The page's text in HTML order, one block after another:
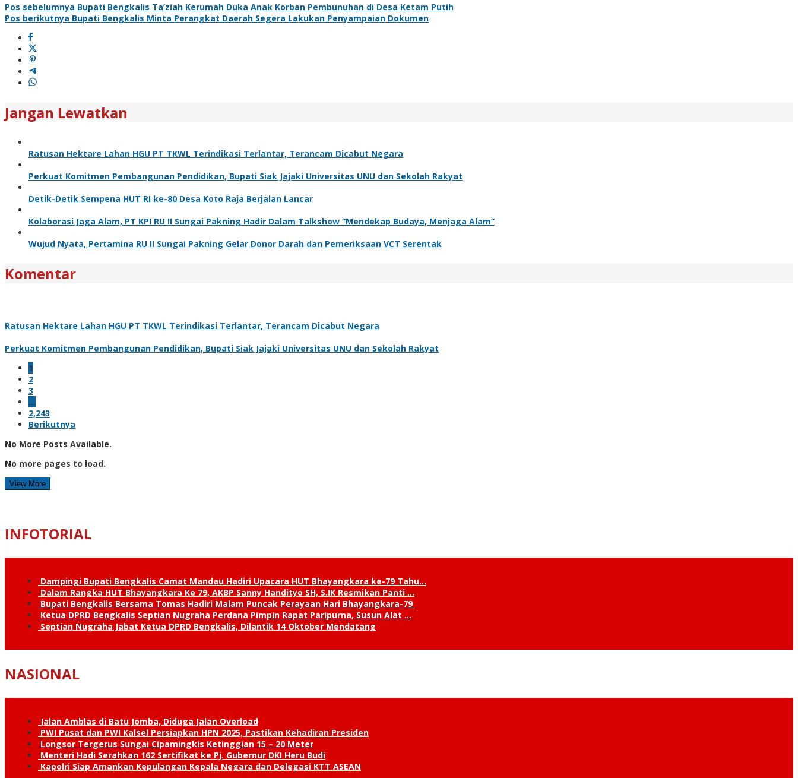
Pos sebelumnya Bupati Bengkalis Ta’ziah Kerumah Duka Anak Korban Pembunuhan di Desa Ketam Putih
Pos berikutnya Bupati Bengkalis Minta Perangkat Daerah Segera Lakukan Penyampaian Dokumen
Jangan Lewatkan
Ratusan Hektare Lahan HGU PT TKWL Terindikasi Terlantar, Terancam Dicabut Negara
Perkuat Komitmen Pembangunan Pendidikan, Bupati Siak Jajaki Universitas UNU dan Sekolah Rakyat
Detik-Detik Sempena HUT RI ke-80 Desa Koto Raja Berjalan Lancar
Kolaborasi Jaga Alam, PT KPI RU II Sungai Pakning Hadir Dalam Talkshow “Mendekap Budaya, Menjaga Alam”
Wujud Nyata, Pertamina RU II Sungai Pakning Gelar Donor Darah dan Pemeriksaan VCT Serentak
Komentar
Ratusan Hektare Lahan HGU PT TKWL Terindikasi Terlantar, Terancam Dicabut Negara
Perkuat Komitmen Pembangunan Pendidikan, Bupati Siak Jajaki Universitas UNU dan Sekolah Rakyat
1
2
3
…
2,243
Berikutnya
No More Posts Available.
No more pages to load.
View More
INFOTORIAL
Dampingi Bupati Bengkalis Camat Mandau Hadiri Upacara HUT Bhayangkara ke-79 Tahu…
Dalam Rangka HUT Bhayangkara Ke 79, AKBP Sanny Handityo SH, S.IK Resmikan Panti …
Bupati Bengkalis Bersama Tomas Hadiri Malam Puncak Perayaan Hari Bhayangkara-79
Ketua DPRD Bengkalis Septian Nugraha Perdana Pimpin Rapat Paripurna, Susun Alat …
Septian Nugraha Jabat Ketua DPRD Bengkalis, Dilantik 14 Oktober Mendatang
NASIONAL
Jalan Amblas di Batu Jomba, Diduga Jalan Overload
PWI Pusat dan PWI Kalsel Persiapkan HPN 2025, Pastikan Kehadiran Presiden
Longsor Tergerus Sungai Cipamingkis Ketinggian 15 – 20 Meter
Menteri Hadi Serahkan 162 Sertifikat ke Pj. Gubernur DKI Heru Budi
Kapolri Siap Amankan Kepulangan Kepala Negara dan Delegasi KTT ASEAN